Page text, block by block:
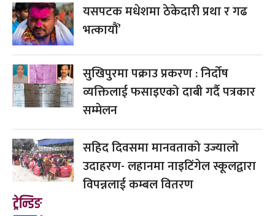
यसपटक मधेशमा ठेकेदारी प्रथा र गढ
भत्कायौं’
सुखिपुरमा पक्राउ प्रकरण : निर्दोष
व्यक्तिलाई फसाइएको दाबी गर्दै पत्रकार
सम्मेलन
सहिद दिवसमा मानवताको उज्यालो
उदाहरण- लहानमा नाइटिंगेल स्कूलद्वारा
विपन्नलाई कम्बल वितरण
ट्रेन्डिङ